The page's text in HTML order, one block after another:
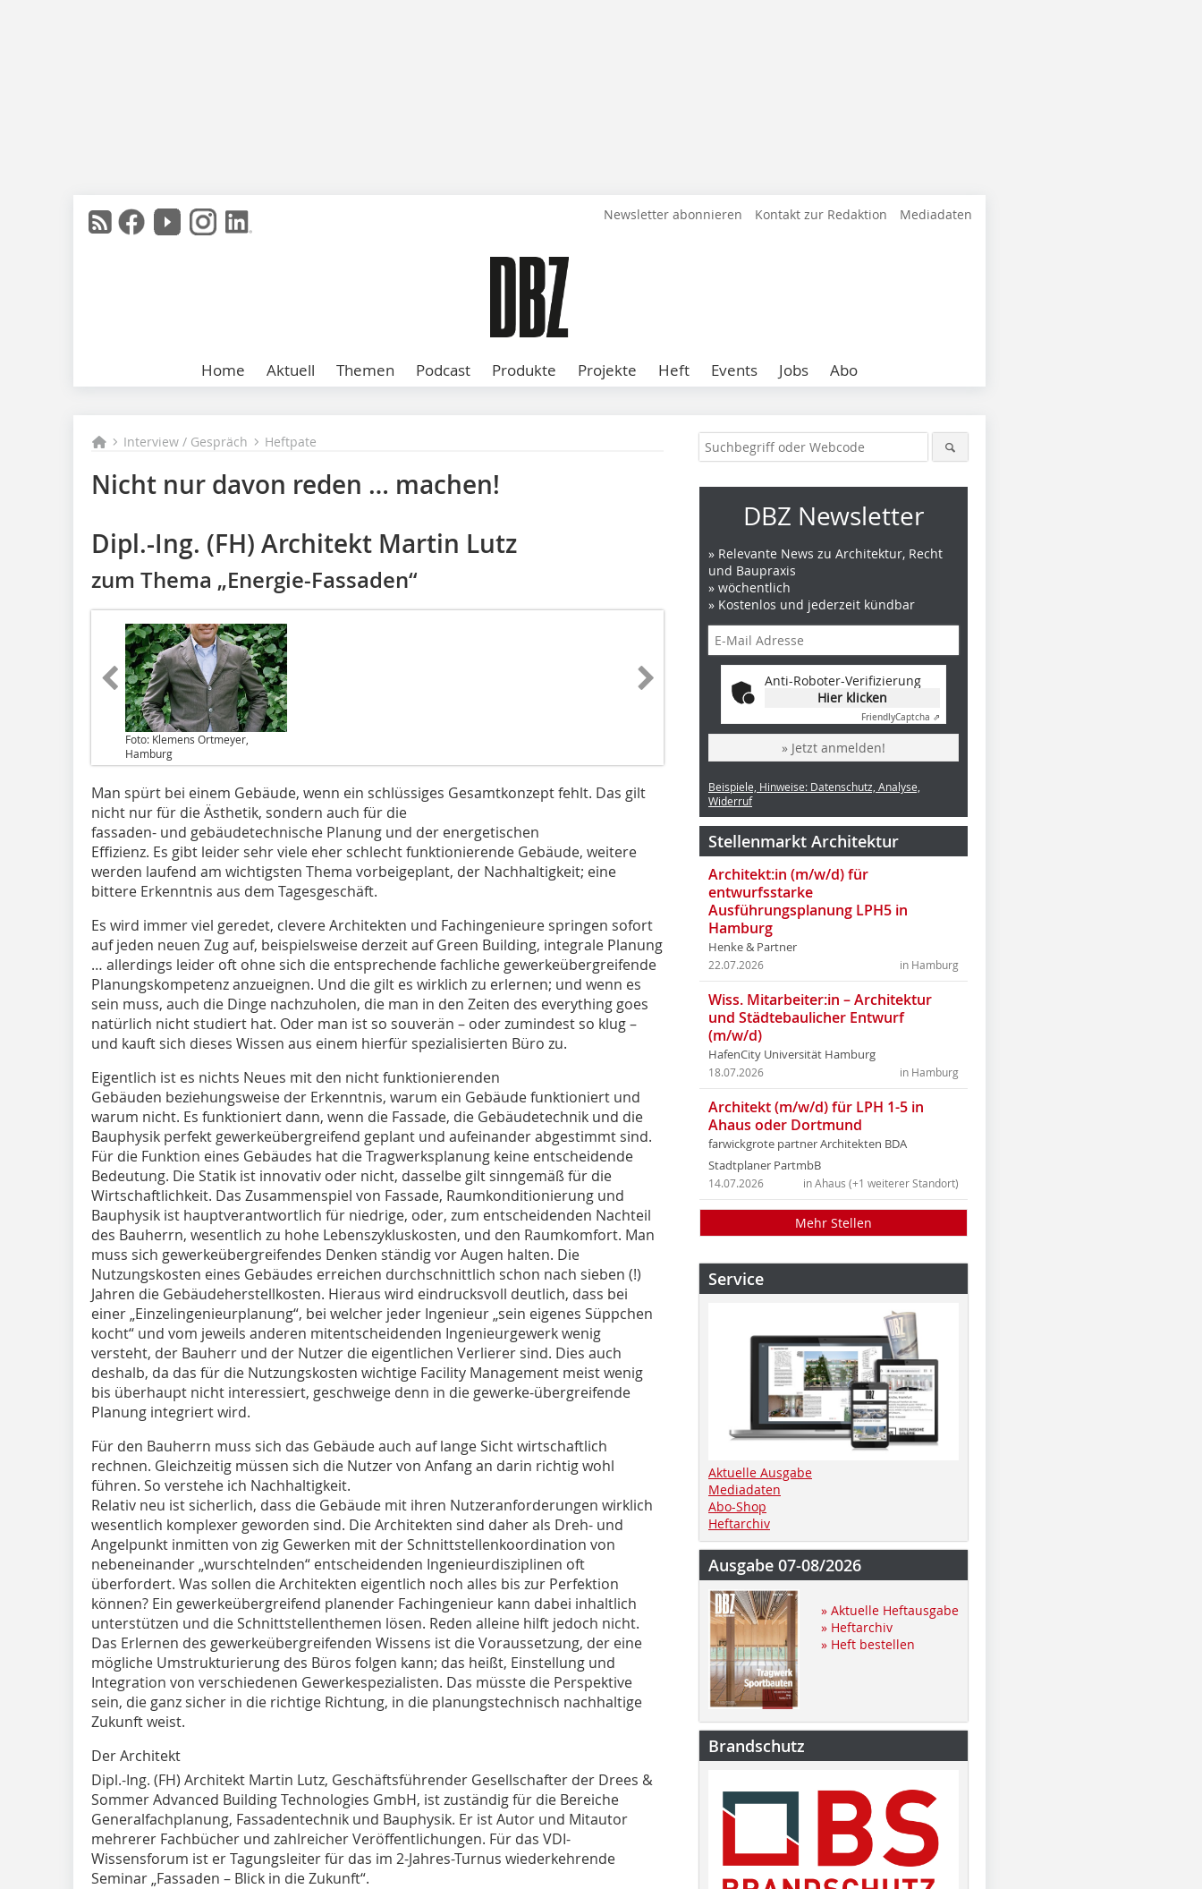
Newsletter abonnieren Kontakt zur Redaktion Mediadaten
Home Aktuell Themen Podcast Produkte Projekte Heft Events Jobs Abo
Interview / Gespräch Heftpate
Nicht nur davon reden … machen!
Dipl.-Ing. (FH) Architekt Martin Lutz
zum Thema „Energie-Fassaden“
Foto: Klemens Ortmeyer,
Hamburg
Man spürt bei einem Gebäude, wenn ein schlüssiges Gesamtkonzept fehlt. Das gilt
nicht nur für die Ästhetik, sondern auch für die
fassaden- und gebäudetechnische Planung und der energetischen
Effizienz. Es gibt leider sehr viele eher schlecht funktionierende Gebäude, weitere
werden laufend am wichtigsten Thema vorbeigeplant, der Nachhaltigkeit; eine
bittere Erkenntnis aus dem Tagesgeschäft.
Es wird immer viel geredet, clevere Architekten und Fachingenieure springen sofort
auf jeden neuen Zug auf, beispielsweise derzeit auf Green Building, integrale Planung
… allerdings leider oft ohne sich die entsprechende fachliche gewerkeübergreifende
Planungskompetenz anzueignen. Und die gilt es wirklich zu erlernen; und wenn es
sein muss, auch die Dinge nachzuholen, die man in den Zeiten des everything goes
natürlich nicht studiert hat. Oder man ist so souverän – oder zumindest so klug –
und kauft sich dieses Wissen aus einem hierfür spezialisierten Büro zu.
Eigentlich ist es nichts Neues mit den nicht funktionierenden
Gebäuden beziehungsweise der Erkenntnis, warum ein Gebäude funktioniert und
warum nicht. Es funktioniert dann, wenn die Fassade, die Gebäudetechnik und die
Bauphysik perfekt gewerkeübergreifend geplant und aufeinander abgestimmt sind.
Für die Funktion eines Gebäudes hat die Tragwerksplanung keine entscheidende
Bedeutung. Die Statik ist innovativ oder nicht, dasselbe gilt sinngemäß für die
Wirtschaftlichkeit. Das Zusammenspiel von Fassade, Raumkonditionierung und
Bauphysik ist hauptverantwortlich für niedrige, oder, zum entscheidenden Nachteil
des Bauherrn, wesentlich zu hohe Lebenszykluskosten, und den Raumkomfort. Man
muss sich gewerkeübergreifendes Denken ständig vor Augen halten. Die
Nutzungskosten eines Gebäudes erreichen durchschnittlich schon nach sieben (!)
Jahren die Gebäudeherstellkosten. Hieraus wird eindrucksvoll deutlich, dass bei
einer „Einzelingenieurplanung“, bei welcher jeder Ingenieur „sein eigenes Süppchen
kocht“ und vom jeweils anderen mitentscheidenden Ingenieurgewerk wenig
versteht, der Bauherr und der Nutzer die eigentlichen Verlierer sind. Dies auch
deshalb, da das für die Nutzungskosten wichtige Facility Management meist wenig
bis überhaupt nicht interessiert, geschweige denn in die gewerke-übergreifende
Planung integriert wird.
Für den Bauherrn muss sich das Gebäude auch auf lange Sicht wirtschaftlich
rechnen. Gleichzeitig müssen sich die Nutzer von Anfang an darin richtig wohl
führen. So verstehe ich Nachhaltigkeit.
Relativ neu ist sicherlich, dass die Gebäude mit ihren Nutzeranforderungen wirklich
wesentlich komplexer geworden sind. Die Architekten sind daher als Dreh- und
Angelpunkt inmitten von zig Gewerken mit der Schnittstellenkoordination von
nebeneinander „wurschtelnden“ entscheidenden Ingenieurdisziplinen oft
überfordert. Was sollen die Architekten eigentlich noch alles bis zur Perfektion
können? Ein gewerkeübergreifend planender Fachingenieur kann dabei inhaltlich
unterstützen und die Schnittstellenthemen lösen. Reden alleine hilft jedoch nicht.
Das Erlernen des gewerkeübergreifenden Wissens ist die Voraussetzung, der eine
mögliche Umstrukturierung des Büros folgen kann; das heißt, Einstellung und
Integration von verschiedenen Gewerkespezialisten. Das müsste die Perspektive
sein, die ganz sicher in die richtige Richtung, in die planungstechnisch nachhaltige
Zukunft weist.
Der Architekt
Dipl.-Ing. (FH) Architekt Martin Lutz, Geschäftsführender Gesellschafter der Drees &
Sommer Advanced Building Technologies GmbH, ist zuständig für die Bereiche
Generalfachplanung, Fassadentechnik und Bauphysik. Er ist Autor und Mitautor
mehrerer Fachbücher und zahlreicher Veröffentlichungen. Für das VDI-
Wissensforum ist er Tagungsleiter für das im 2-Jahres-Turnus wiederkehrende
Seminar „Fassaden – Blick in die Zukunft“.
DBZ Newsletter
» Relevante News zu Architektur, Recht
und Baupraxis
» wöchentlich
» Kostenlos und jederzeit kündbar
Anti-Roboter-Verifizierung
Hier klicken
FriendlyCaptcha ⇗
» Jetzt anmelden!
Beispiele, Hinweise: Datenschutz, Analyse,
Widerruf
Stellenmarkt Architektur
Architekt:in (m/w/d) für
entwurfsstarke
Ausführungsplanung LPH5 in
Hamburg
Henke & Partner
in Hamburg
22.07.2026
Wiss. Mitarbeiter:in – Architektur
und Städtebaulicher Entwurf
(m/w/d)
HafenCity Universität Hamburg
in Hamburg
18.07.2026
Architekt (m/w/d) für LPH 1-5 in
Ahaus oder Dortmund
farwickgrote partner Architekten BDA
Stadtplaner PartmbB
in Ahaus (+1 weiterer Standort)
14.07.2026
Mehr Stellen
Service
Aktuelle Ausgabe
Mediadaten
Abo-Shop
Heftarchiv
Ausgabe 07-08/2026
» Aktuelle Heftausgabe
» Heftarchiv
» Heft bestellen
Brandschutz